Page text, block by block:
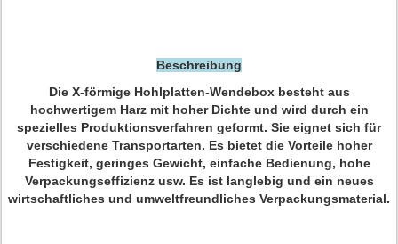
Beschreibung
Die X-förmige Hohlplatten-Wendebox besteht aus
hochwertigem Harz mit hoher Dichte und wird durch ein
spezielles Produktionsverfahren geformt. Sie eignet sich für
verschiedene Transportarten. Es bietet die Vorteile hoher
Festigkeit, geringes Gewicht, einfache Bedienung, hohe
Verpackungseffizienz usw. Es ist langlebig und ein neues
wirtschaftliches und umweltfreundliches Verpackungsmaterial.